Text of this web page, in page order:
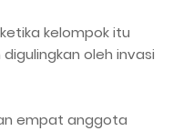
kelompok itu
oleh invasi
empat anggota